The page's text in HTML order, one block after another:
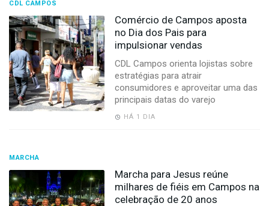
CDL CAMPOS
Comércio de Campos aposta
no Dia dos Pais para
impulsionar vendas
CDL Campos orienta lojistas sobre
estratégias para atrair
consumidores e aproveitar uma das
principais datas do varejo
HÁ 1 DIA
MARCHA
Marcha para Jesus reúne
milhares de fiéis em Campos na
celebração de 20 anos